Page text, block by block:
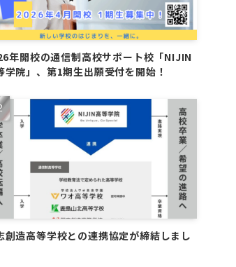
年開校の通信制高校サポート校「NIJIN
学院」、第1期生出願受付を開始！
創造高等学校との連携協定が締結しまし